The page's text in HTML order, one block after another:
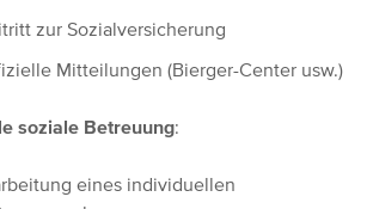
zur Sozialversicherung
Mitteilungen (Bierger-Center usw.)
soziale Betreuung:
eines individuellen